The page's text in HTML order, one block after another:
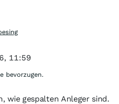
wie gespalten Anleger sind.
11:59
bevorzugen.